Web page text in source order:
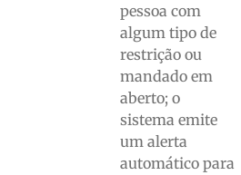
pessoa com
algum tipo de
restrição ou
mandado em
aberto; o
sistema emite
um alerta
automático para